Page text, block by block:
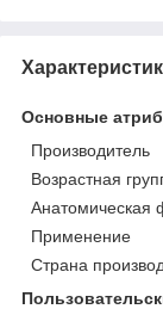
Основные
Производитель
Возрастная
Анатомическая
Применение
Страна